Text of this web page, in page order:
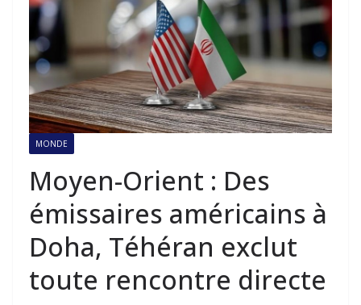
MONDE
Moyen-Orient : Des
émissaires américains à
Doha, Téhéran exclut
toute rencontre directe